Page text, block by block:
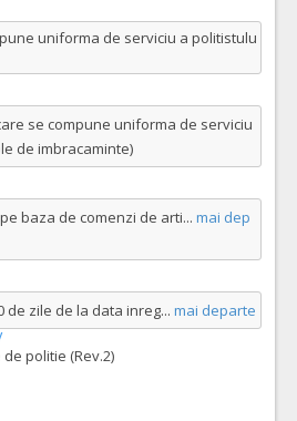
uniforma de serviciu a politistulu
se compune uniforma de serviciu
de imbracaminte)
baza de comenzi de arti... mai dep
de zile de la data inreg... mai departe
politie (Rev.2)